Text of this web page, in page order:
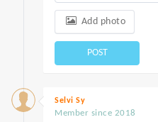
Add photo
POST
Selvi Sy
Member since 2018